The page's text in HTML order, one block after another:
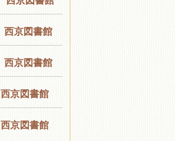
西京図書館
西京図書館
西京図書館
西京図書館